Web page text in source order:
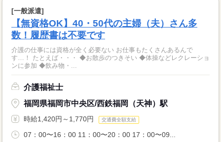
[一般派遣]
【無資格OK】40・50代の主婦（夫）さん多
数！履歴書は不要です
介護の仕事には資格が全く必要ない お仕事もたくさんあるんで
す…！ たとえば・・・ ◆お散歩のつきそい ◆体操などレクレーショ
ンに参加 ◆飲み物・...
介護福祉士
福岡県福岡市中央区/西鉄福岡（天神）駅
時給1,420円～1,770円 交通費全額支給
07：00〜16：00 11：00〜20：00 17：00〜09...